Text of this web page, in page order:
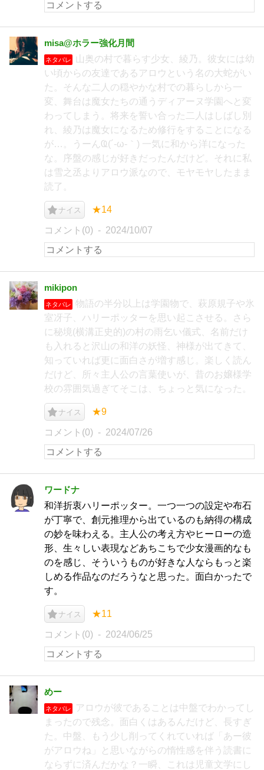
misa@ホラー強化月間
ネタバレ
山奥の村で暮らす少女、綾乃。彼女には幼
い頃からの友達であるアロウという名の大蛇がい
た。そんな二人の穏やかな村での暮らしから一
変、舞台は魔女たちの通うディアーヌ学園へと変
わってしまう。将来を誓い合った二人はしばし別
れ、綾乃は魔女になるため修行をすることになる
が…。うーんҨ(´-ω-｀) 一気に和から洋になった
な。序盤の感じが好きだったんだけど。それに私
は雪之丞よりアロウ派なので、モヤモヤしたまま
読了。
ナイス ★14
コメント(0) 2024/10/07
mikipon
ネタバレ
物語の半分以上は学園物で、萩原規子や氷
室冴子、ハリーポッターを思い起こさせる。さら
に秘境(横溝正史的)の村の雨乞い儀式、名前だけ
も入れると沢山の和洋の妖怪、神様が出てきて、
知っていれば更に面白さが増す感じ。楽しく読ん
だけど、所々主人公の言葉使いが、昔のお嬢様学
校の雰囲気過ぎてそこは、ちょっと気になった。
ナイス ★9
コメント(0) 2024/07/26
ワードナ
和洋折衷ハリーポッター。一つ一つの設定や布石
が丁寧で、創元推理から出ているのも納得の構成
の妙を味わえる。主人公の考え方やヒーローの造
形、生々しい表現などあちこちで少女漫画的なも
のを感じ、そういうものが好きな人ならもっと楽
しめる作品なのだろうなと思った。面白かったで
す。
ナイス ★11
コメント(0) 2024/06/25
めー
ネタバレ
アロウが彼であることは中盤でわかってし
まったので残念。面白くはあるんだけど、長すぎ
た。中盤、もう少し削ってくれていれば「あー彼
がアロウね」と思いながらの惰性感を伴う読書に
ならずに済んだかな？一瞬、これは児童文学にし